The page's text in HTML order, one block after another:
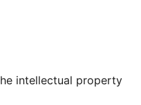
intellectual property